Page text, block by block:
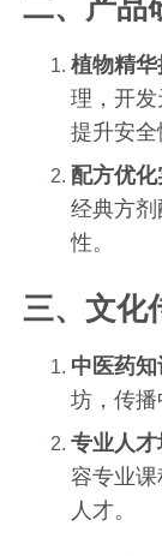
植物精华
理，开发
提升安全
配方优
经典方
性。
三、文化
中医药知
坊，传播
专业人才
容专业
人才。